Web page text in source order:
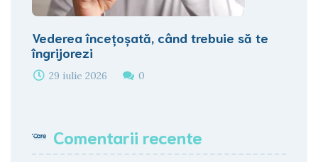
Vederea încețoșată, când trebuie să te
îngrijorezi
29 iulie 2026 0
Comentarii recente